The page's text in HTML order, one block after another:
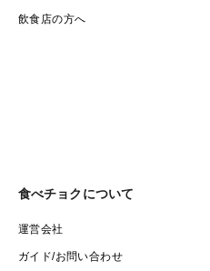
飲食店の方へ
食べチョクについて
運営会社
ガイド/お問い合わせ